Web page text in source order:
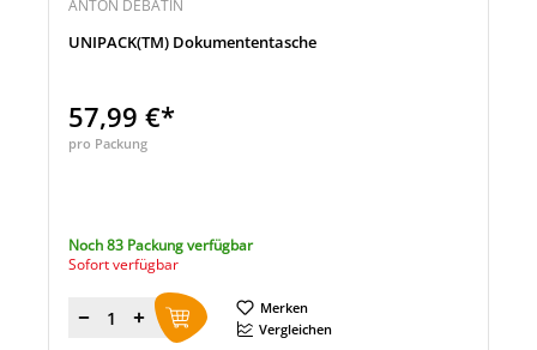
ANTON DEBATIN
UNIPACK(TM) Dokumententasche
57,99 €*
pro Packung
Noch 83 Packung verfügbar
Sofort verfügbar
Menge
Merken
Vergleichen